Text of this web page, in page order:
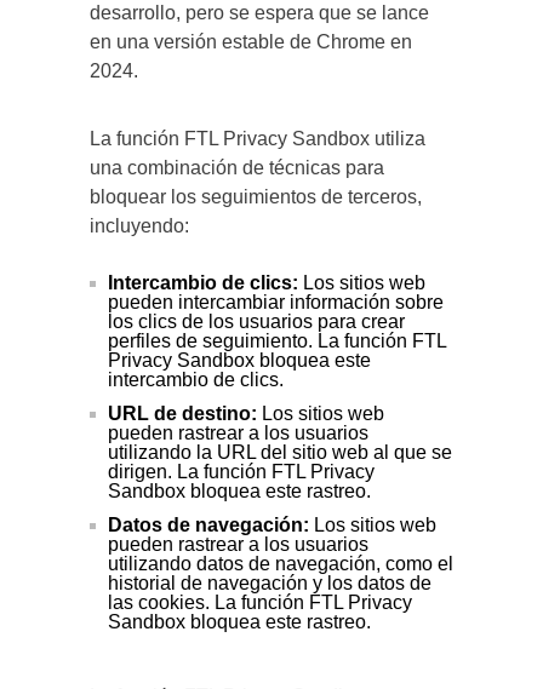
desarrollo, pero se espera que se lance
en una versión estable de Chrome en
2024.
La función FTL Privacy Sandbox utiliza
una combinación de técnicas para
bloquear los seguimientos de terceros,
incluyendo:
Intercambio de clics: Los sitios web
pueden intercambiar información sobre
los clics de los usuarios para crear
perfiles de seguimiento. La función FTL
Privacy Sandbox bloquea este
intercambio de clics.
URL de destino: Los sitios web
pueden rastrear a los usuarios
utilizando la URL del sitio web al que se
dirigen. La función FTL Privacy
Sandbox bloquea este rastreo.
Datos de navegación: Los sitios web
pueden rastrear a los usuarios
utilizando datos de navegación, como el
historial de navegación y los datos de
las cookies. La función FTL Privacy
Sandbox bloquea este rastreo.